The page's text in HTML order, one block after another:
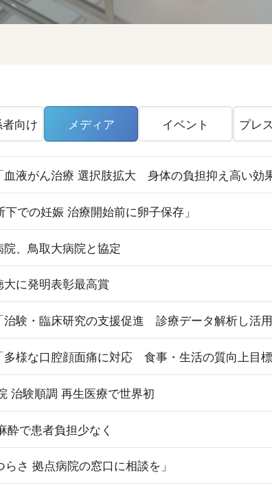
向け メディア イベント プレ
液がん治療 選択肢拡大 身体の負担抑え高い効
での妊娠 治療開始前に卵子保存」
、鳥取大病院と協定
に発明表彰最高賞
験・臨床研究の支援促進 診療データ解析し活用
様な口腔顔面痛に対応 食事・生活の質向上目標
治験順調 再生医療で世界初
で患者負担少なく
さ 拠点病院の窓口に相談を」